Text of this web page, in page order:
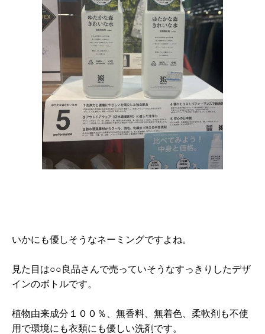
いかにも優しそうなネーミングですよね。
見た目は○○良品さんで売っていそうなすっきりしたデザ
インのボトルです。
植物由来成分１００％、無香料、無着色、柔軟剤も不使
用で環境にも衣類にも優しい洗剤です。